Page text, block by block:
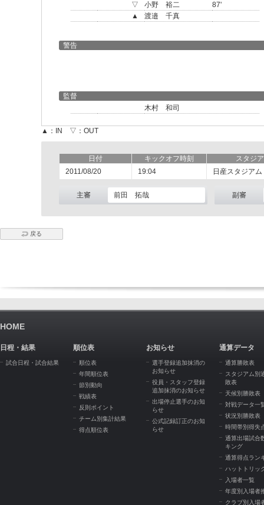
▽
小野 裕二
87'
▲
渡邉 千真
警告
監督
木村 和司
▲：IN ▽：OUT
日付 キックオフ時刻
スタジ
2011/08/20
19:04 日産スタジアム
主審 前田 拓哉 副審
戻る
HOME
日程・結果
試合日程・試合結果
順位表
順位表
年間順位表
節別動向
戦績表
反則ポイント
チーム別集計結果
得点順位表
お知らせ
選手登録追加抹消の
お知らせ
役員・スタッフ登録
追加抹消のお知らせ
出場停止選手のお知
らせ
公式記録訂正のお知
らせ
通算データ
通算勝敗表
スタジアム別
敗表
天候別勝敗表
対戦データ一
状況別勝敗表
時間帯別得失
通算出場試合
キング
通算得点ラン
ハットトリッ
入場者一覧
年度別入場者
クラブ別入場